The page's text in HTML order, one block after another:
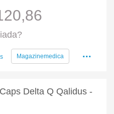
Magazinemedica ...
Delta Q Qalidus -